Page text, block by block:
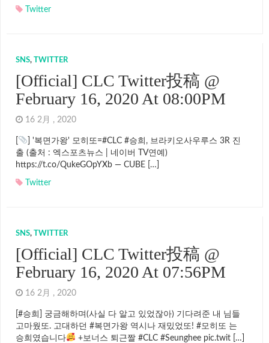
Twitter
SNS, TWITTER
[Official] CLC Twitter投稿 @
February 16, 2020 At 08:00PM
16 2月 , 2020
] '복면가왕' 모히또=#CLC #승희, 브라키오사우루스 3R 진
출 (출처 : 엑스포츠뉴스 | 네이버 TV연예)
https://t.co/QukeGOpYXb — CUBE […]
Twitter
SNS, TWITTER
[Official] CLC Twitter投稿 @
February 16, 2020 At 07:56PM
16 2月 , 2020
[#승희] 궁금해하며(사실 다 알고 있었잖아) 기다려준 내 님들
고마웠또. 고대하던 #복면가왕 역시나 재밌었또! #모히또 는
승희였습니다
+보너스 퇴근짤 #CLC #Seunghee pic.twit […]